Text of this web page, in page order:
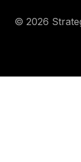
© 2026